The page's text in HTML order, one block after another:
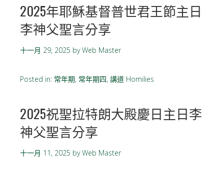
2025年耶穌基督普世君王節主日
李神父聖言分享
十一月 29, 2025 byWeb Master
Posted in: 常年期, 常年期四, 講道 Homilies
2025祝聖拉特朗大殿慶日主日李
神父聖言分享
十一月 11, 2025 byWeb Master